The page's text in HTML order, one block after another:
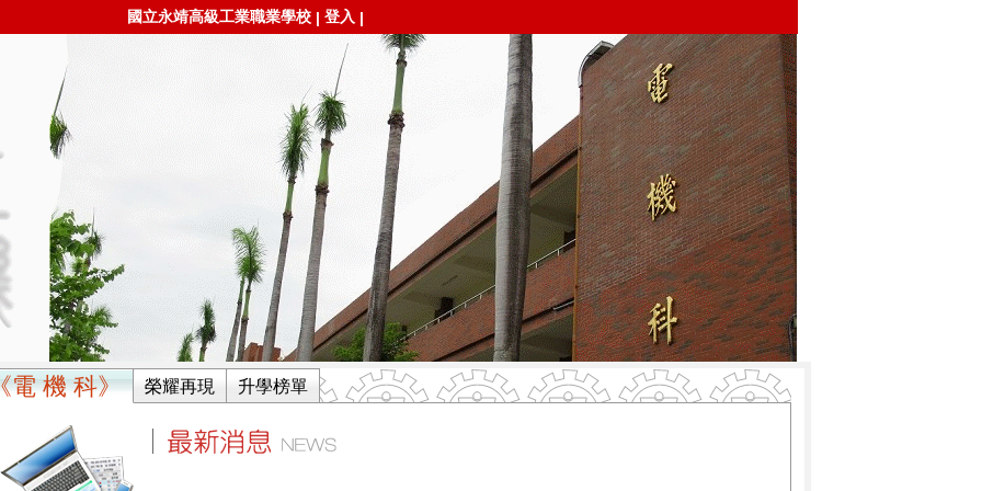
國立永靖高級工業職業學校 | 登入 |
電 機 科》 榮耀再現 升學榜單